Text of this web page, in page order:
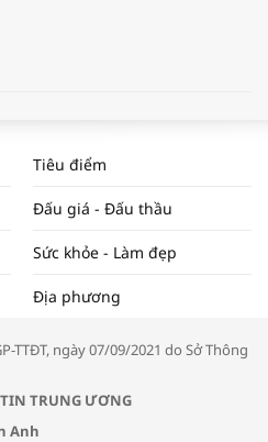
2024 VÀ NĂM 2025 | NHỊP
TRƯỜNG #62
“Xúc tiến thương mại: Khơi
Tiêu điểm
Đấu giá - Đấu thầu
Sức khỏe - Làm đẹp
Địa phương
TTĐT, ngày 07/09/2021 do Sở Thông
TIN TRUNG ƯƠNG
Anh